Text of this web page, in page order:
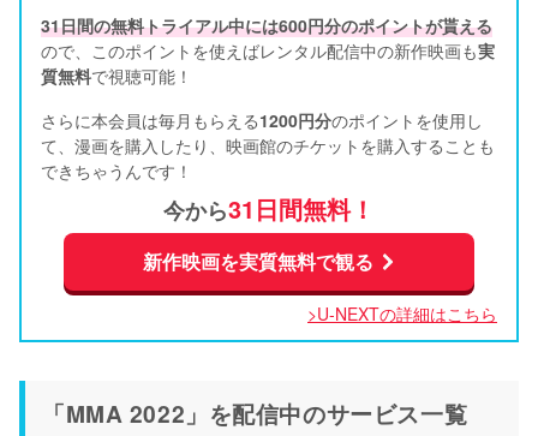
31日間の無料トライアル中には600円分のポイントが貰える
ので、このポイントを使えばレンタル配信中の新作映画も実
質無料で視聴可能！
さらに本会員は毎月もらえる1200円分のポイントを使用し
て、漫画を購入したり、映画館のチケットを購入することも
できちゃうんです！
今から31日間無料！
新作映画を実質無料で観る
>U-NEXTの詳細はこちら
「MMA 2022」を配信中のサービス一覧